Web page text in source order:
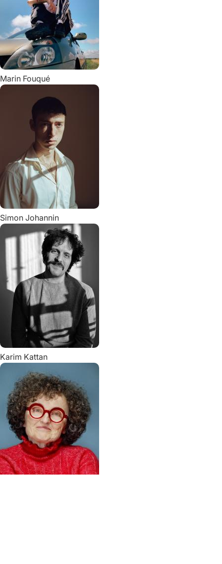
Marin Fouqué
Simon Johannin
Karim Kattan